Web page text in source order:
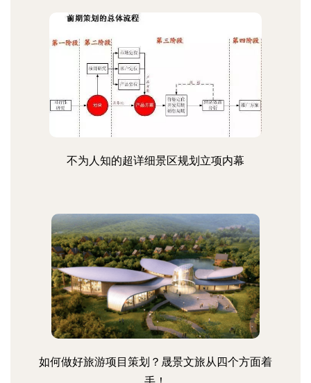
不为人知的超详细景区规划立项内幕
如何做好旅游项目策划？晟景文旅从四个方面着